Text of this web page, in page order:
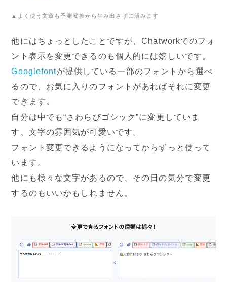
▲よく使う文章も予測変換から生み出さずに済みます
他にはちょっとしたことですが、Chatworkでのフォ
ント表示を変更できるのも個人的には嬉しいです。
Googlefontが提供している一部のフォントから選べ
るので、お気に入りのフォントがあればそれに変更
できます。
自分は中でも“さわらびゴシック”に変更していま
す、文字の雰囲気が可愛いです。
フォント変更できるようになってからずっと使って
います。
他にも様々な文字があるので、その日の気分で変更
するのもいいかもしれません。